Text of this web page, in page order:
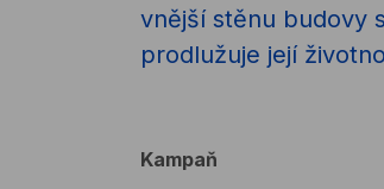
vnější stěnu budovy
prodlužuje její
Kampaň